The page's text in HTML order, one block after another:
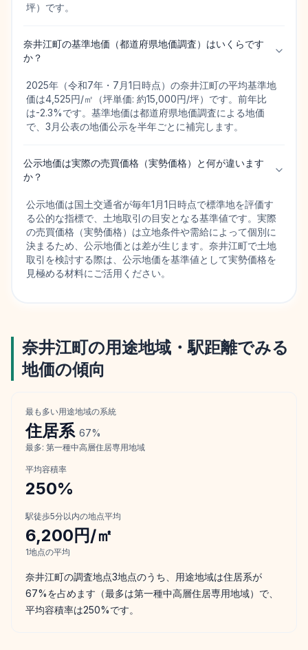
坪）です。
奈井江町の基準地価（都道府県地価調査）はいくらです
か？
2025年（令和7年・7月1日時点）の奈井江町の平均基準地
価は4,525円/㎡（坪単価: 約15,000円/坪）です。前年比
は-2.3%です。基準地価は都道府県地価調査による地価
で、3月公表の地価公示を半年ごとに補完します。
公示地価は実際の売買価格（実勢価格）と何が違います
か？
公示地価は国土交通省が毎年1月1日時点で標準地を評価す
る公的な指標で、土地取引の目安となる基準値です。実際
の売買価格（実勢価格）は立地条件や需給によって個別に
決まるため、公示地価とは差が生じます。奈井江町で土地
取引を検討する際は、公示地価を基準値として実勢価格を
見極める材料にご活用ください。
奈井江町の用途地域・駅距離でみる
地価の傾向
最も多い用途地域の系統
住居系 67%
最多: 第一種中高層住居専用地域
平均容積率
250%
駅徒歩5分以内の地点平均
6,200円/㎡
1地点の平均
奈井江町の調査地点3地点のうち、用途地域は住居系が
67%を占めます（最多は第一種中高層住居専用地域）で、
平均容積率は250%です。